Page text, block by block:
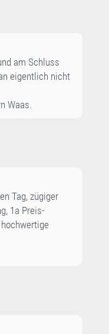
am Schluss
eigentlich nicht
Waas.
Tag, zügiger
1a Preis-